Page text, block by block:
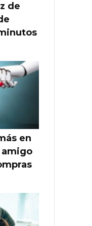
de
en
amigo